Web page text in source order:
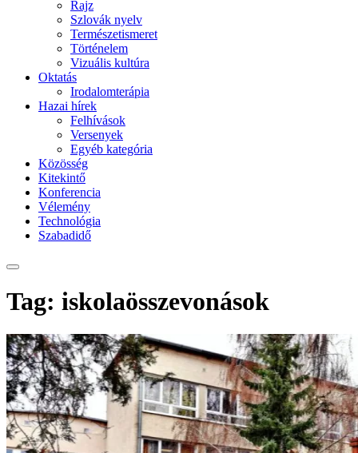
Rajz
Szlovák nyelv
Természetismeret
Történelem
Vizuális kultúra
Oktatás
Irodalomterápia
Hazai hírek
Felhívások
Versenyek
Egyéb kategória
Közösség
Kitekintő
Konferencia
Vélemény
Technológia
Szabadidő
Tag: iskolaösszevonások